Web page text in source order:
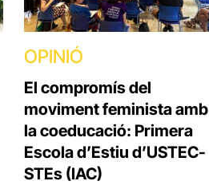
OPINIÓ
El compromís del
moviment feminista amb
la coeducació: Primera
Escola d’Estiu d’USTEC-
STEs (IAC)